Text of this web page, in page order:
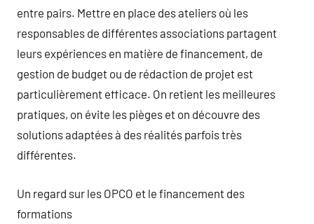
entre pairs. Mettre en place des ateliers où les
responsables de différentes associations partagent
leurs expériences en matière de financement, de
gestion de budget ou de rédaction de projet est
particulièrement efficace. On retient les meilleures
pratiques, on évite les pièges et on découvre des
solutions adaptées à des réalités parfois très
différentes.
Un regard sur les OPCO et le financement des
formations